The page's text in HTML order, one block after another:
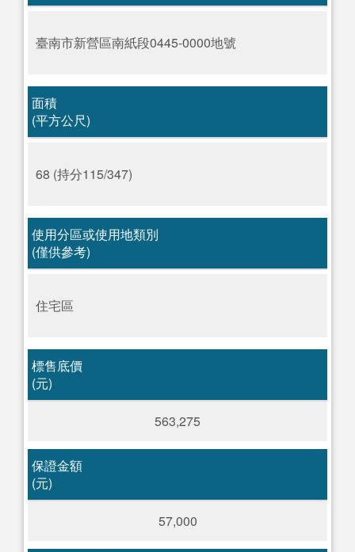
臺南市新營區南紙段0445-0000地號
面積
(平方公尺)
68 (持分115/347)
使用分區或使用地類別
(僅供參考)
住宅區
標售底價
(元)
563,275
保證金額
(元)
57,000